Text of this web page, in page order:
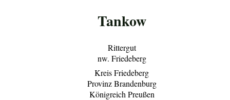
Tankow
Rittergut
nw. Friedeberg
Kreis Friedeberg
Provinz Brandenburg
Königreich Preußen